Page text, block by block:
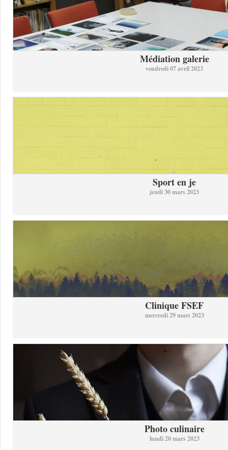
Médiation galerie
vendredi 07 avril 2023
Sport en je
jeudi 30 mars 2023
Clinique FSEF
mercredi 29 mars 2023
Photo culinaire
lundi 20 mars 2023